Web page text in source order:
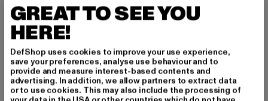
KARL KANI
GREAT TO SEE YOU
HERE!
DefShop uses cookies to improve your use experience,
save your preferences, analyse use behaviour and to
provide and measure interest-based contents and
advertising. In addition, we allow partners to extract data
or to use cookies. This may also include the processing of